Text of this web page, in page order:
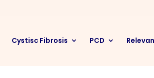
Cystisc Fibrosis PCD